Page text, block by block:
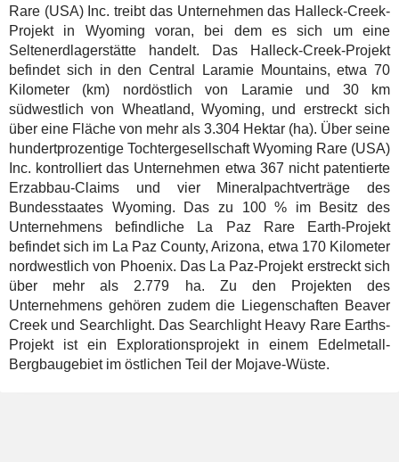
Rare (USA) Inc. treibt das Unternehmen das Halleck-Creek-
Projekt in Wyoming voran, bei dem es sich um eine
Seltenerdlagerstätte handelt. Das Halleck-Creek-Projekt
befindet sich in den Central Laramie Mountains, etwa 70
Kilometer (km) nordöstlich von Laramie und 30 km
südwestlich von Wheatland, Wyoming, und erstreckt sich
über eine Fläche von mehr als 3.304 Hektar (ha). Über seine
hundertprozentige Tochtergesellschaft Wyoming Rare (USA)
Inc. kontrolliert das Unternehmen etwa 367 nicht patentierte
Erzabbau-Claims und vier Mineralpachtverträge des
Bundesstaates Wyoming. Das zu 100 % im Besitz des
Unternehmens befindliche La Paz Rare Earth-Projekt
befindet sich im La Paz County, Arizona, etwa 170 Kilometer
nordwestlich von Phoenix. Das La Paz-Projekt erstreckt sich
über mehr als 2.779 ha. Zu den Projekten des
Unternehmens gehören zudem die Liegenschaften Beaver
Creek und Searchlight. Das Searchlight Heavy Rare Earths-
Projekt ist ein Explorationsprojekt in einem Edelmetall-
Bergbaugebiet im östlichen Teil der Mojave-Wüste.